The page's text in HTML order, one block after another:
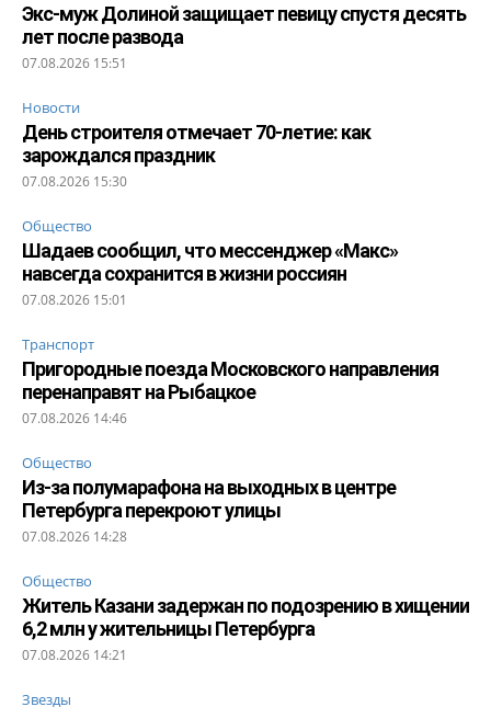
Экс-муж Долиной защищает певицу спустя десять
лет после развода
07.08.2026 15:51
Новости
День строителя отмечает 70-летие: как
зарождался праздник
07.08.2026 15:30
Общество
Шадаев сообщил, что мессенджер «Макс»
навсегда сохранится в жизни россиян
07.08.2026 15:01
Транспорт
Пригородные поезда Московского направления
перенаправят на Рыбацкое
07.08.2026 14:46
Общество
Из-за полумарафона на выходных в центре
Петербурга перекроют улицы
07.08.2026 14:28
Общество
Житель Казани задержан по подозрению в хищении
6,2 млн у жительницы Петербурга
07.08.2026 14:21
Звезды